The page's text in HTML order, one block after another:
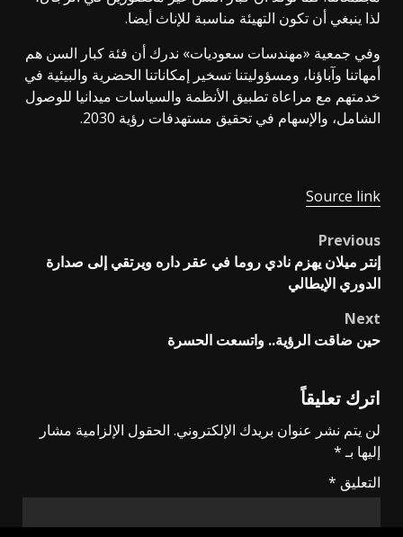
لذا ينبغي أن تكون التهيئة مناسبة للإناث أيضا.
وفي جمعية «مهندسات سعوديات» ندرك أن فئة كبار السن هم
أمهاتنا وآباؤنا، ومسؤوليتنا تسخير إمكاناتنا الحضرية والبيئية في
خدمتهم مع مراعاة تطبيق الأنظمة والسياسات ميدانيا للوصول
الشامل، والإسهام في تحقيق مستهدفات رؤية 2030.
Source link
Post
navigation
Previous
إنتر ميلان يهزم نادي روما في عقر داره ويرتقي إلى صدارة
الدوري الإيطالي
Next
حين ضاقت الرؤية.. واتسعت الحسرة
اترك تعليقاً
لن يتم نشر عنوان بريدك الإلكتروني. الحقول الإلزامية مشار
إليها بـ*
التعليق *